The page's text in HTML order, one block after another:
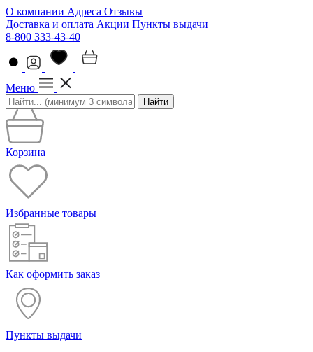
О компании Адреса Отзывы
Доставка и оплата Акции Пункты выдачи
8-800 333-43-40
Меню
Найти
Корзина
Избранные товары
Как оформить заказ
Пункты выдачи